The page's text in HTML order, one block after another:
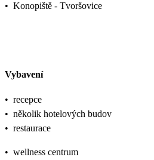
• Konopiště - Tvoršovice
Vybavení
• recepce
• několik hotelových budov
• restaurace
• wellness centrum